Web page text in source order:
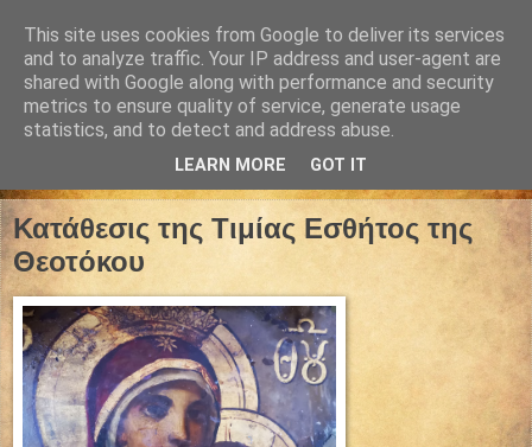
Κατάθεσις της Τιμίας Εσθήτος της
Θεοτόκου
This site uses cookies from Google to deliver its services
and to analyze traffic. Your IP address and user-agent are
shared with Google along with performance and security
metrics to ensure quality of service, generate usage
statistics, and to detect and address abuse.
LEARN MORE GOT IT